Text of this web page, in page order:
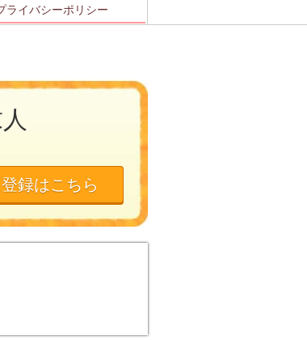
ライバシーポリシー
登録はこちら